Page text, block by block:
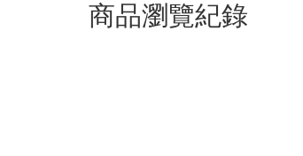
商品瀏覽紀錄